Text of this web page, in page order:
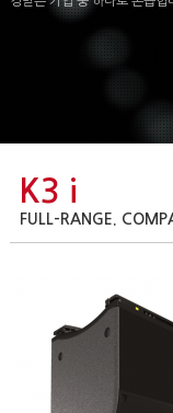
K3 i
FULL-RANGE.